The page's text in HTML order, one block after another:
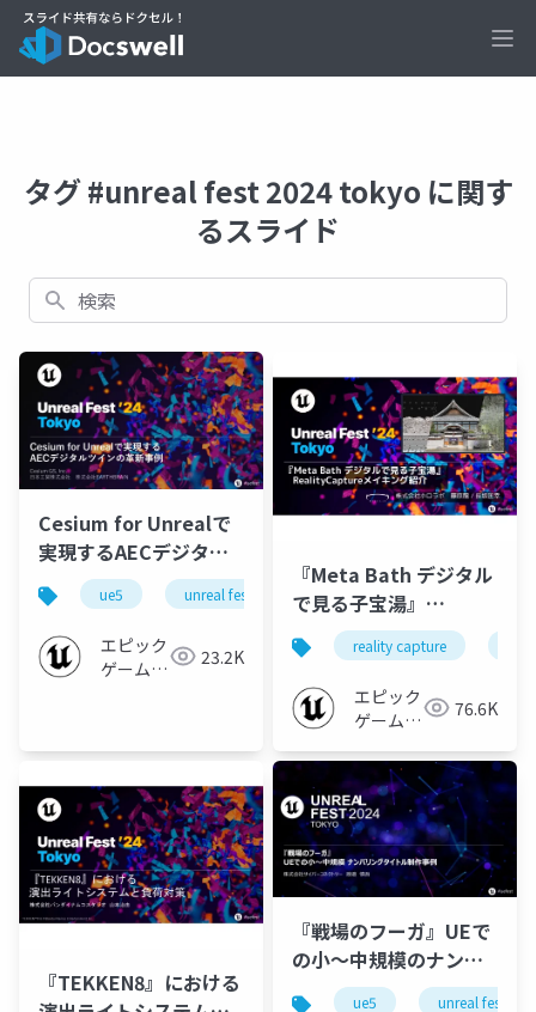
タグ #unreal fest 2024 tokyo に関す
るスライド
検索
Cesium for Unrealで
実現するAECデジタル
ツインの革新事例
【UNREAL FEST 2024
TOKYO】
ue5 unreal fest unreal fest 2024 tokyo
エピック
ゲームズ
23.2K
『Meta Bath デジタル
で見る子宝湯』
RealityCaptureメイキ
ング紹介【UNREAL
FEST 2024 TOKYO】
reality capture
エピック
ゲームズ
76.6K
『TEKKEN8』における
『戦場のフーガ』UEで
の小～中規模のナンバ
リングタイトル制作事
ue5 unreal fest